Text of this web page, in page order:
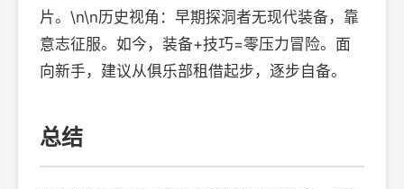
片。\n\n历史视角：早期探洞者无现代装备，靠
意志征服。如今，装备+技巧=零压力冒险。面
向新手，建议从俱乐部租借起步，逐步自备。
总结